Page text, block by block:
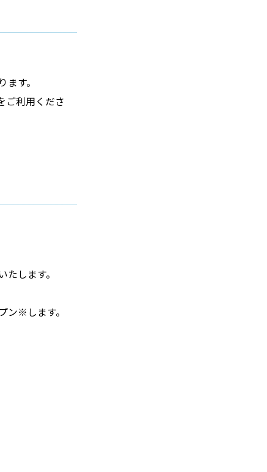
す。
ご利用くださ
します。
ン※します。